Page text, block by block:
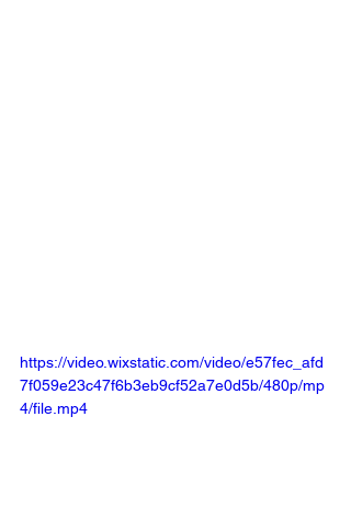
https://video.wixstatic.com/video/e57fec_afd
7f059e23c47f6b3eb9cf52a7e0d5b/480p/mp
4/file.mp4